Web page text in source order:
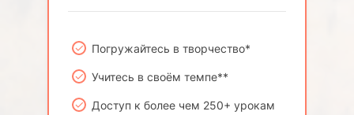
Погружайтесь в творчество*
Учитесь в своём темпе**
Доступ к более чем 250+ урокам